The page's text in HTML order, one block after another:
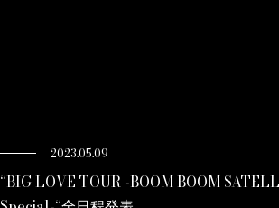
2023.05.09
“BIG LOVE TOUR -BOOM BOOM